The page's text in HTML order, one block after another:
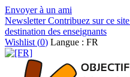
Envoyer à un ami
NewsletterContribuez sur ce site
destination des enseignants
Wishlist (0) Langue : FR